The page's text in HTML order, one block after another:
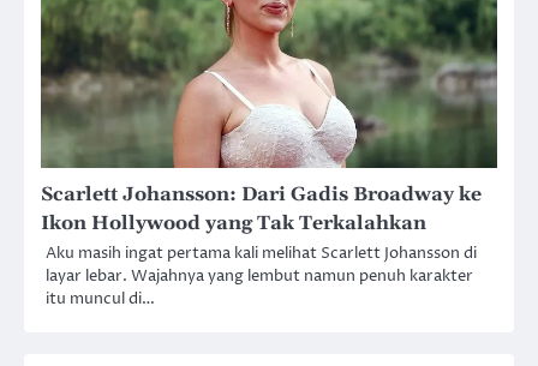
Scarlett Johansson: Dari Gadis Broadway ke
Ikon Hollywood yang Tak Terkalahkan
Aku masih ingat pertama kali melihat Scarlett Johansson di
layar lebar. Wajahnya yang lembut namun penuh karakter
itu muncul di…